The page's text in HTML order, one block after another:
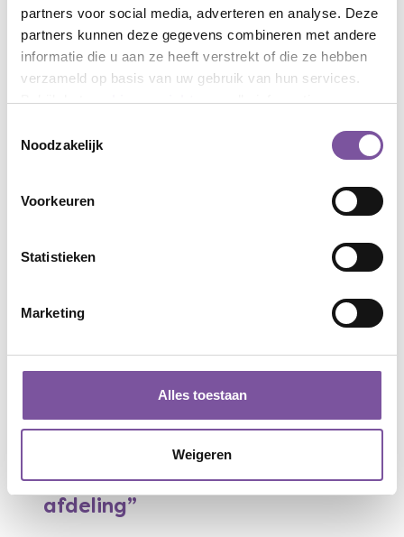
partners voor social media, adverteren en analyse. Deze
partners kunnen deze gegevens combineren met andere
informatie die u aan ze heeft verstrekt of die ze hebben
verzameld op basis van uw gebruik van hun services.
Bekijk hetcookieoverzichtvoor alle informatie.
Noodzakelijk
Voorkeuren
Statistieken
Marketing
Alles toestaan
Weigeren
Verhalen van onze vrijwilligers
Vrijwilligerswerk bij Silverein is waardevol; zowel voor
steun die ze verdienen. Lees hier de verhalen van onze
vrijwilligers.
Justus vervult al 4,5 jaar een
heel bijzondere rol op de
afdeling